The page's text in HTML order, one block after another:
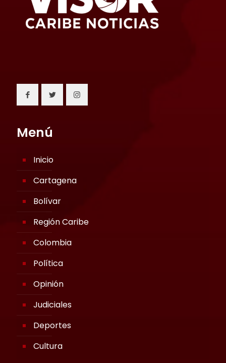
Menú
Inicio
Cartagena
Bolívar
Región Caribe
Colombia
Política
Opinión
Judiciales
Deportes
Cultura